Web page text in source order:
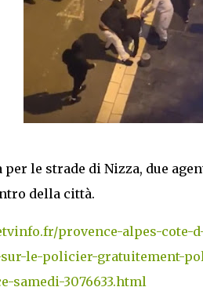
per le strade di Nizza, due
della città.
provence-alpes-cote-
le-policier-gratuitement-
samedi-3076633.html